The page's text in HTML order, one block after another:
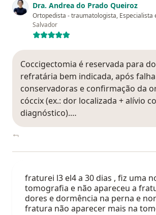
Dra. Andrea do Prado Queiroz
Ortopedista - traumatologista, Especialista
Salvador
Coccigectomia é reservada para
refratária bem indicada, após
conservadoras e confirmação da
cóccix (ex.: dor localizada + alívio
diagnóstico).…
fraturei l3 el4 a 30 dias , fiz uma
tomografia e não apareceu a
dores e dormência na perna e
fratura não aparecer mais na